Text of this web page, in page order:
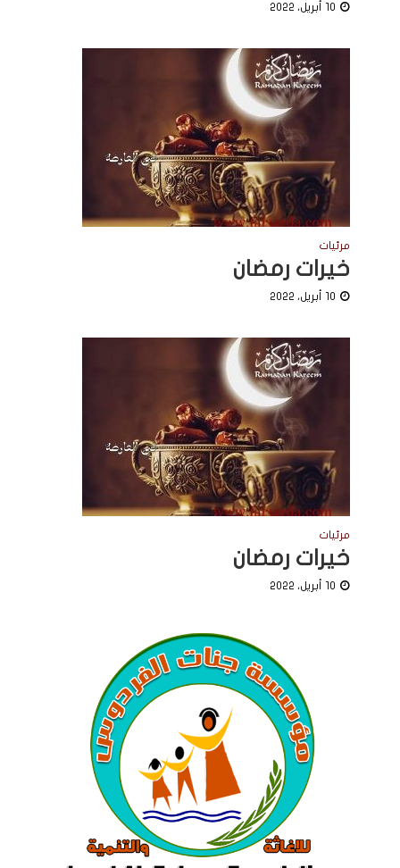
10 أبريل، 2022
مرئيات
خيرات رمضان
10 أبريل، 2022
مرئيات
خيرات رمضان
10 أبريل، 2022